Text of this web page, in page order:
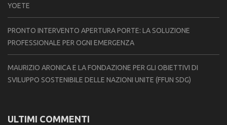
YOETE
PRONTO INTERVENTO APERTURA PORTE: LA SOLUZIONE
PROFESSIONALE PER OGNI EMERGENZA
MAURIZIO ARONICA E LA FONDAZIONE PER GLI OBIETTIVI DI
SVILUPPO SOSTENIBILE DELLE NAZIONI UNITE (FFUN SDG)
ULTIMI COMMENTI